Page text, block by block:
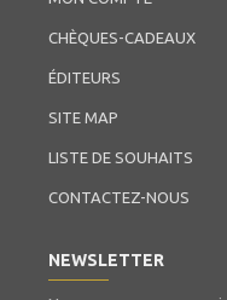
CHÈQUES-CADEAUX
ÉDITEURS
SITE MAP
LISTE DE SOUHAITS
CONTACTEZ-NOUS
NEWSLETTER